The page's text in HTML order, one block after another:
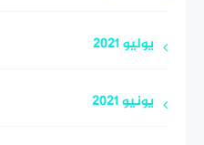
يوليو 2021
يونيو 2021